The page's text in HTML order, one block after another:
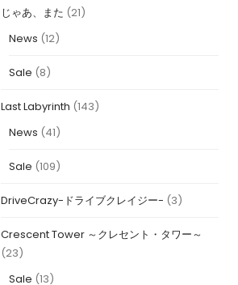
じゃあ、また (21)
News (12)
Sale (8)
Last Labyrinth (143)
News (41)
Sale (109)
DriveCrazy-ドライブクレイジー- (3)
Crescent Tower ～クレセント・タワー～
(23)
Sale (13)